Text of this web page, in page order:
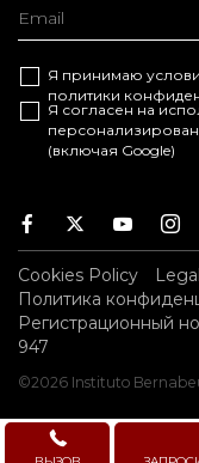
Я принимаю
политики
Я согласен на
(включая Google)
Facebook
TwitterYoutube
Cookies Policy
Политика
Регистрационный
947
©2026 Instituto